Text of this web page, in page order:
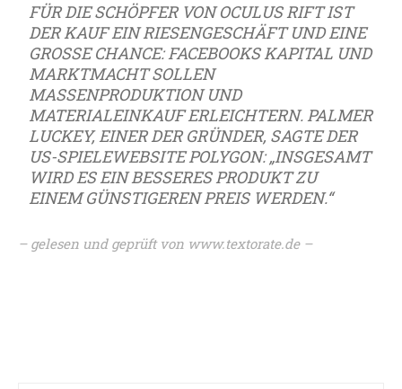
FÜR DIE SCHÖPFER VON OCULUS RIFT IST
DER KAUF EIN RIESENGESCHÄFT UND EINE
GROSSE CHANCE: FACEBOOKS KAPITAL UND M
ARKTMACHT SOLLEN M
ASSENPRODUKTION UND M
ATERIALEINKAUF ERLEICHTERN. PALMER L
UCKEY, EINER DER GRÜNDER, SAGTE DER U
S-SPIELEWEBSITE POLYGON: „INSGESAMT W
IRD ES EIN BESSERES PRODUKT ZU E
INEM GÜNSTIGEREN PREIS WERDEN.“
– gelesen und geprüft von www.textorate.de–